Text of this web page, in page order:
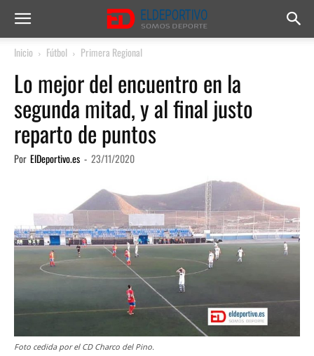
Inicio Fútbol Primera Regional
Lo mejor del encuentro en la
segunda mitad, y al final justo
reparto de puntos
Por ElDeportivo.es - 23/11/2020
Foto cedida por el CD Charco del Pino.